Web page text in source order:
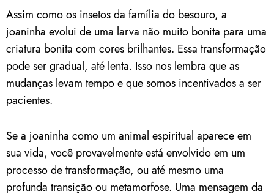
Assim como os insetos da família do besouro, a
joaninha evolui de uma larva não muito bonita para uma
criatura bonita com cores brilhantes. Essa transformação
pode ser gradual, até lenta. Isso nos lembra que as
mudanças levam tempo e que somos incentivados a ser
pacientes.
Se a joaninha como um animal espiritual aparece em
sua vida, você provavelmente está envolvido em um
processo de transformação, ou até mesmo uma
profunda transição ou metamorfose. Uma mensagem da